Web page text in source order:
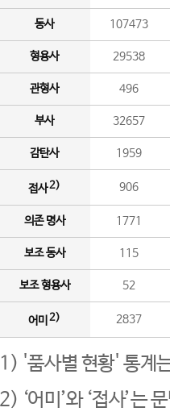
동사 107473
형용사 29538
관형사 496
부사 32657
감탄사 1959
접사2) 906
의존 명사 1771
보조 동사 115
보조 형용사 52
어미 2) 2837
1) '품사별 현황' 통계
2) ‘어미’와 ‘접사’는